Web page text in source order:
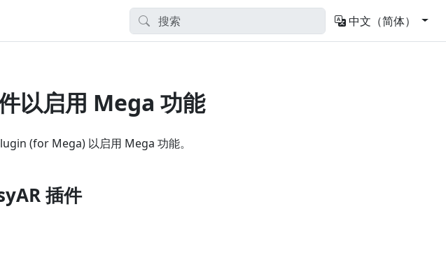
中文（简体）
以启用 Mega 功能
(for Mega) 以启用 Mega 功能。
插件